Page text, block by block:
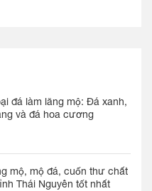
đá làm lăng mộ: Đá xanh,
và đá hoa cương
mộ, mộ đá, cuốn thư chất
Thái Nguyên tốt nhất